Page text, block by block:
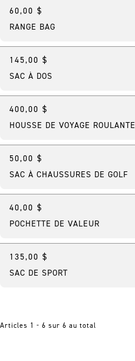
60,00 $
RANGE BAG
Bestseller
145,00 $
SAC À DOS
Meilleure vente
400,00 $
HOUSSE DE VOYAGE ROULANTE
Featured
50,00 $
SAC À CHAUSSURES DE GOLF
40,00 $
POCHETTE DE VALEUR
En vedette
135,00 $
SAC DE SPORT
Articles 1 - 6 sur 6 au total